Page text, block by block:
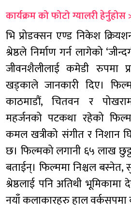
कार्यक्रम को फोटो ग्यालरी हेर्नुहोस
भि प्रोडक्सन एण्ड निकेश
श्रेष्ठले निर्माण गर्न लागेको
जीवनशैलीलाई कमेडी रुपमा
खड्काले जानकारी दिए।
काठमाडौं, चितवन र
महर्जनको पटकथा रहेको
कमल खत्रीको संगीत र निशान
छ। फिल्मको लगानी ६५ लाख
बताईन्। फिल्ममा निश्चल बस्नेत,
श्रेष्ठलाई पनि अतिथी
नयाँ कलाकारहरु हाल वर्कसपमा